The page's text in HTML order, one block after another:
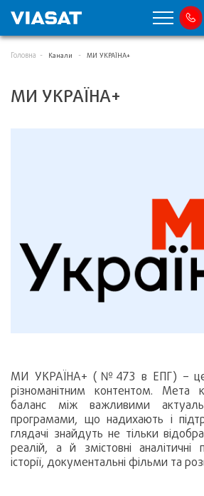
Головна Канали МИ УКРАЇНА+
МИ УКРАЇНА+
МИ УКРАЇНА+ (№473 в ЕПГ) – це
різноманітним контентом. Мета
баланс між важливими
програмами, що надихають і
глядачі знайдуть не тільки
реалій, а й змістовні аналітичні
історії, документальні фільми та